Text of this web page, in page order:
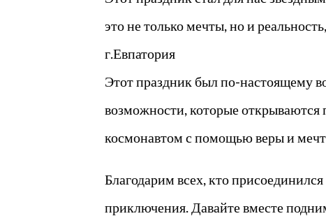
это не только мечты, но и
г.Евпатория
Этот праздник был по-настоящему
возможности, которые
космонавтом с помощью веры и
Благодарим всех, кто
приключения. Давайте вместе